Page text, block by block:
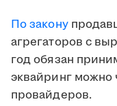
По закону
агрегаторов с
год обязан
эквайринг можно
провайдеров.